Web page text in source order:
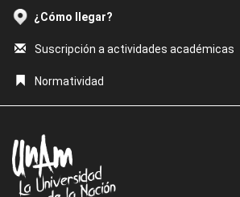
¿Cómo llegar?
Suscripción a actividades académicas
Normatividad